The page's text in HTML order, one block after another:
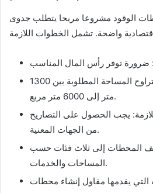
الوقود مشروعا مربحا يتطلب جدوى
اختيار المكان المناسب: يتراوح المساحة المطلوبة بين 1300
متر إلى 6000 متر مربع.
يجب الحصول على التصاريح
من الجهات المعنية.
المحطات إلى ثلاث فئات حسب
المساحات والخدمات.
التي يقدمها مقاول إنشاء محطات